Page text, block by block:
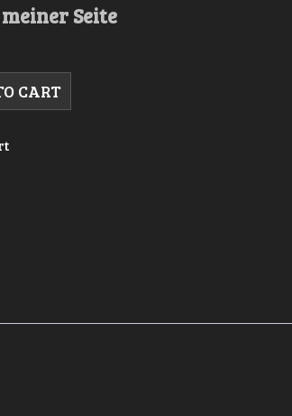
Seite
CART